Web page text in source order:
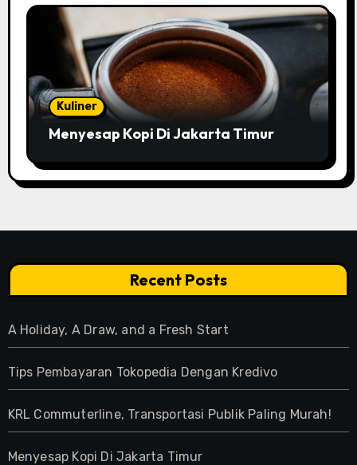
Kuliner
Menyesap Kopi Di Jakarta Timur
Recent Posts
A Holiday, A Draw, and a Fresh Start
Tips Pembayaran Tokopedia Dengan Kredivo
KRL Commuterline, Transportasi Publik Paling Murah!
Menyesap Kopi Di Jakarta Timur